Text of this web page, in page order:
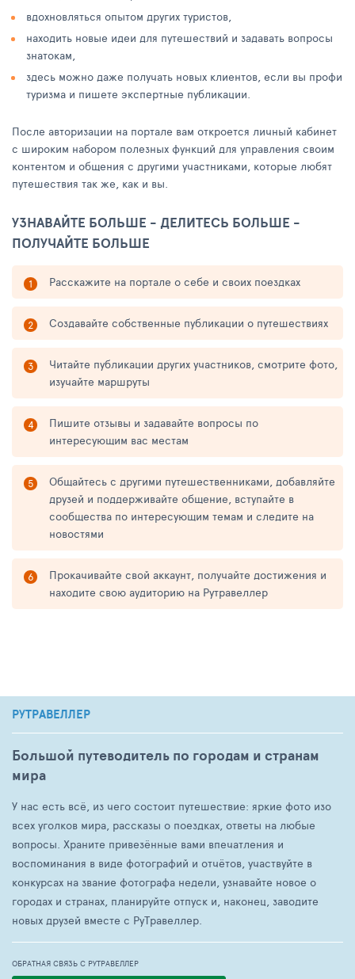
вдохновляться опытом других туристов,
находить новые идеи для путешествий и задавать вопросы
знатокам,
здесь можно даже получать новых клиентов, если вы профи
туризма и пишете экспертные публикации.
После авторизации на портале вам откроется личный кабинет
с широким набором полезных функций для управления своим
контентом и общения с другими участниками, которые любят
путешествия так же, как и вы.
УЗНАВАЙТЕ БОЛЬШЕ - ДЕЛИТЕСЬ БОЛЬШЕ -
ПОЛУЧАЙТЕ БОЛЬШЕ
Расскажите на портале о себе и своих поездках
Создавайте собственные публикации о путешествиях
Читайте публикации других участников, смотрите фото,
изучайте маршруты
Пишите отзывы и задавайте вопросы по
интересующим вас местам
Общайтесь с другими путешественниками, добавляйте
друзей и поддерживайте общение, вступайте в
сообщества по интересующим темам и следите на
новостями
Прокачивайте свой аккаунт, получайте достижения и
находите свою аудиторию на Рутравеллер
РУТРАВЕЛЛЕР
Большой путеводитель по городам и странам
мира
У нас есть всё, из чего состоит путешествие: яркие фото изо
всех уголков мира, рассказы о поездках, ответы на любые
вопросы. Храните привезённые вами впечатления и
воспоминания в виде фотографий и отчётов, участвуйте в
конкурсах на звание фотографа недели, узнавайте новое о
городах и странах, планируйте отпуск и, наконец, заводите
новых друзей вместе с РуТравеллер.
ОБРАТНАЯ СВЯЗЬ С РУТРАВЕЛЛЕР